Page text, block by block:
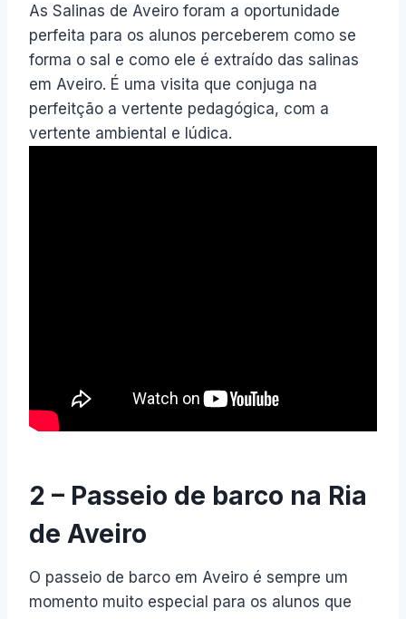
As Salinas de Aveiro foram a oportunidade
perfeita para os alunos perceberem como se
forma o sal e como ele é extraído das salinas
em Aveiro. É uma visita que conjuga na
perfeitção a vertente pedagógica, com a
vertente ambiental e lúdica.
2 – Passeio de barco na Ria
de Aveiro
O passeio de barco em Aveiro é sempre um
momento muito especial para os alunos que